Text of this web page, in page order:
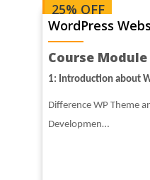
25% OFF
WordPress
Course Module
1: Introduction about
Difference WP Theme
Developmen…